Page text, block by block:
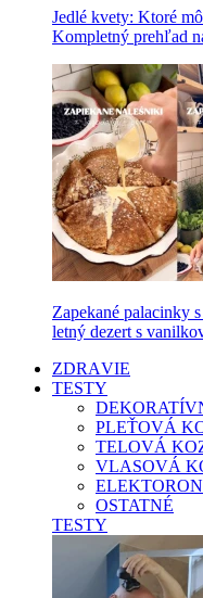
Jedlé kvety: Ktoré
Kompletný prehľad
Zapekané palacinky
letný dezert s
ZDRAVIE
TESTY
PLEŤOVÁ
TELOVÁ
VLASOVÁ
OSTATNÉ
TESTY